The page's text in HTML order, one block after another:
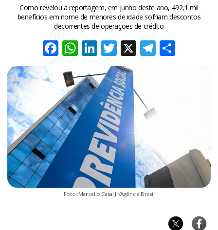
Como revelou a reportagem, em junho deste ano, 492,1 mil
benefícios em nome de menores de idade sofriam descontos
decorrentes de operações de crédito
Facebook
WhatsApp
LinkedIn
Twitter
X
Foto: Marcello Casal Jr/Agência Brasil